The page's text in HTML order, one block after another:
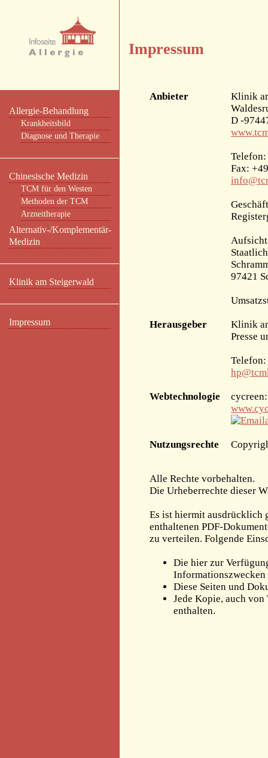
Allergie-Behandlung
Krankheitsbild
Diagnose und Therapie
Chinesische Medizin
TCM für den Westen
Methoden der TCM
Arzneitherapie
Alternativ-/Komplementär-
Medizin
Klinik am Steigerwald
Impressum
Impressum
Anbieter
Klinik
D -
Fax:
97421
Herausgeber
Klinik
Presse
Webtechnologie
Nutzungsrechte
Alle Rechte vorbehalten.
Die Urheberrechte dieser
Es ist hiermit ausdrücklich
enthaltenen PDF-
zu verteilen. Folgende
Die hier zur
Informationszwecken
Diese Seiten und
Jede Kopie, auch von
enthalten.